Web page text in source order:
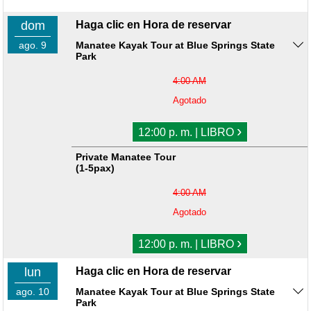
dom
ago. 9
Haga clic en Hora de reservar
Manatee Kayak Tour at Blue Springs State
Park
4:00 AM
Agotado
12:00 p. m. | LIBRO ›
Private Manatee Tour
(1-5pax)
4:00 AM
Agotado
12:00 p. m. | LIBRO ›
lun
ago. 10
Haga clic en Hora de reservar
Manatee Kayak Tour at Blue Springs State
Park